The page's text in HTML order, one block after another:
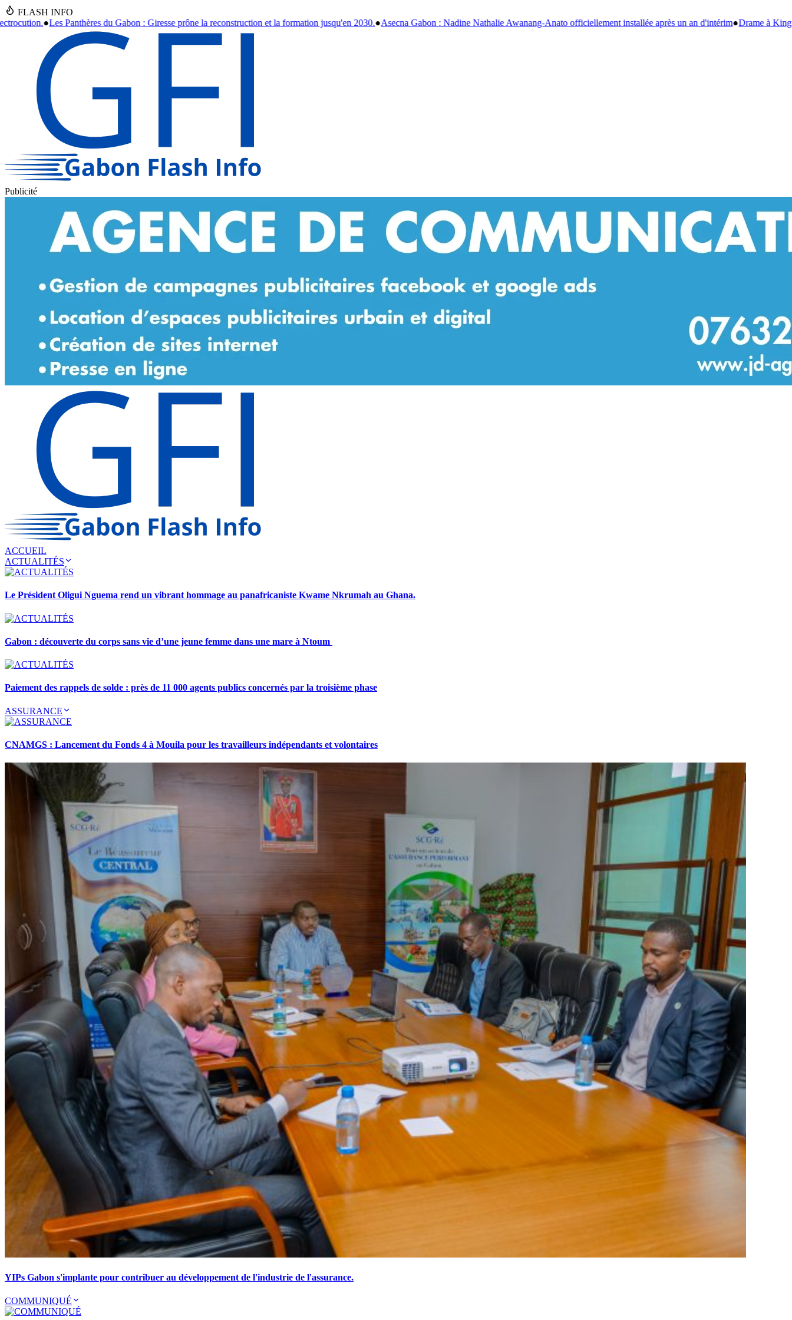
FLASH INFO
: Giresse prône la reconstruction et la formation jusqu'en 2030.●Asecna Gabon : Nadine Nathalie Awanang-Anato officiellement installée après un an d'intérim●Drame à Kinguélé : un bébé de 6 mois périt
Publicité
ACCUEIL
ACTUALITÉS
Le Président Oligui Nguema rend un vibrant hommage au panafricaniste Kwame Nkrumah au Ghana.
Gabon : découverte du corps sans vie d’une jeune femme dans une mare à Ntoum
Paiement des rappels de solde : près de 11 000 agents publics concernés par la troisième phase
ASSURANCE
CNAMGS : Lancement du Fonds 4 à Mouila pour les travailleurs indépendants et volontaires
YIPs Gabon s'implante pour contribuer au développement de l'industrie de l'assurance.
COMMUNIQUÉ